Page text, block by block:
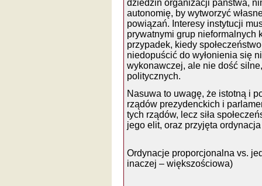
dziedzin organizacji państwa,
autonomię, by wytworzyć
powiązań. Interesy instytucji
prywatnymi grup nieformalnych
przypadek, kiedy
niedopuścić do wyłonienia się
wykonawczej, ale nie dość
politycznych.
Nasuwa to uwagę, że istotną i
rządów prezydenckich i
tych rządów, lecz siła
jego elit, oraz przyjęta
Ordynacje proporcjonalna vs.
inaczej – większościowa)